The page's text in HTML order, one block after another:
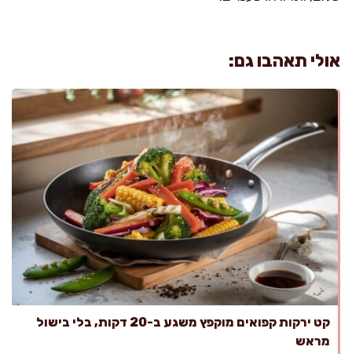
אולי תאהבו גם:
קט ירקות קפואים מוקפץ משגע ב-20 דקות, בלי בישול
מראש